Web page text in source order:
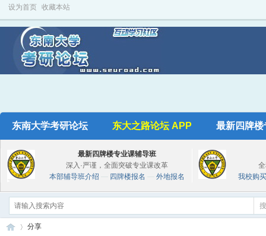
设为首页 收藏本站
东南大学考研论坛 东大之路论坛 APP 最新四牌
最新四牌楼专业课辅导班
深入·严谨，全面突破专业课改革
本部辅导班介绍 — 四牌楼报名 —外地报名
我校购买
分享